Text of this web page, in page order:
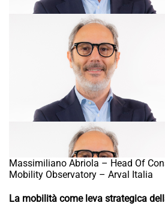
Massimiliano Abriola – Head Of
Mobility Observatory – Arval Italia
La mobilità come leva strategica